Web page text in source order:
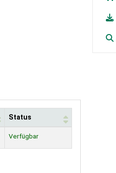
Status
Verfügbar